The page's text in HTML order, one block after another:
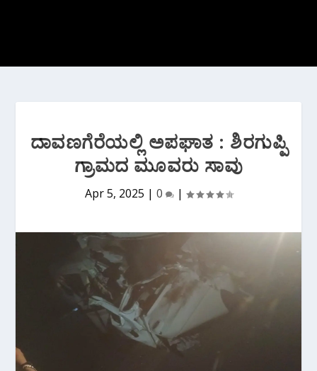
ದಾವಣಗೆರೆಯಲ್ಲಿ ಅಪಘಾತ : ಶಿರಗುಪ್ಪಿ
ಗ್ರಾಮದ ಮೂವರು ಸಾವು
Apr 5, 2025 | 0 |